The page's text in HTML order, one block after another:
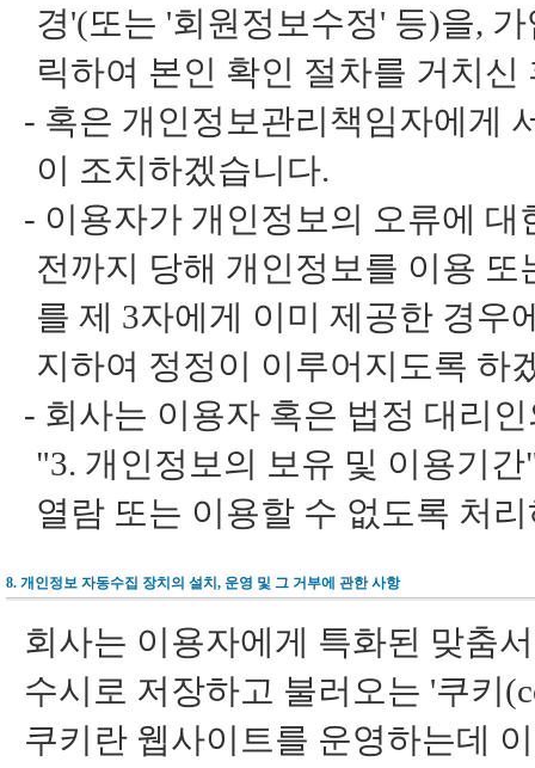
경'(또는 '회원정보수정' 등)을,
릭하여 본인 확인 절차를 거치
- 혹은 개인정보관리책임자에게
이 조치하겠습니다.
- 이용자가 개인정보의 오류에
전까지 당해 개인정보를 이용
를 제 3자에게 이미 제공한 경우
지하여 정정이 이루어지도록 하
- 회사는 이용자 혹은 법정 대리
"3. 개인정보의 보유 및 이용기
열람 또는 이용할 수 없도록 처
8. 개인정보 자동수집 장치의 설치, 운영 및 그 거부에 관한 사항
회사는 이용자에게 특화된 맞춤
수시로 저장하고 불러오는 '쿠키
쿠키란 웹사이트를 운영하는데